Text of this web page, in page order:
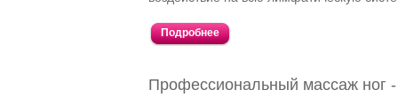
Подробнее
Профессиональный массаж ног -